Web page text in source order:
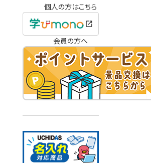
個人の方はこちら
会員の方へ